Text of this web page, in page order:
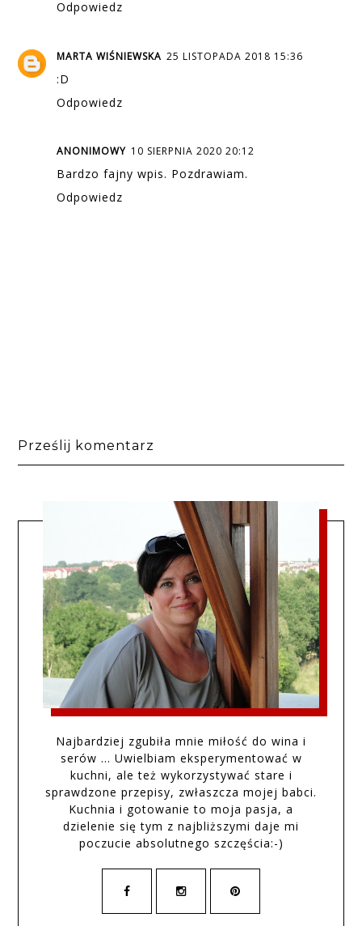
Odpowiedz
MARTA WIŚNIEWSKA 25 LISTOPADA 2018 15:36
:D
Odpowiedz
ANONIMOWY 10 SIERPNIA 2020 20:12
Bardzo fajny wpis. Pozdrawiam.
Odpowiedz
Prześlij komentarz
Najbardziej zgubiła mnie miłość do wina i
serów … Uwielbiam eksperymentować w
kuchni, ale też wykorzystywać stare i
sprawdzone przepisy, zwłaszcza mojej babci.
Kuchnia i gotowanie to moja pasja, a
dzielenie się tym z najbliższymi daje mi
poczucie absolutnego szczęścia:-)